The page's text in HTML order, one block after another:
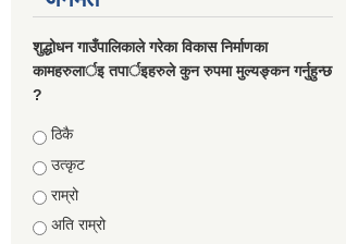
शुद्धोधन गाउँपालिकाले गरेका विकास निर्माणका
कामहरुलार्इ तपार्इहरुले कुन रुपमा मुल्यङ्कन गर्नुहुन्छ
?
Choices
ठिकै
उत्कृट
राम्रो
अति राम्रो